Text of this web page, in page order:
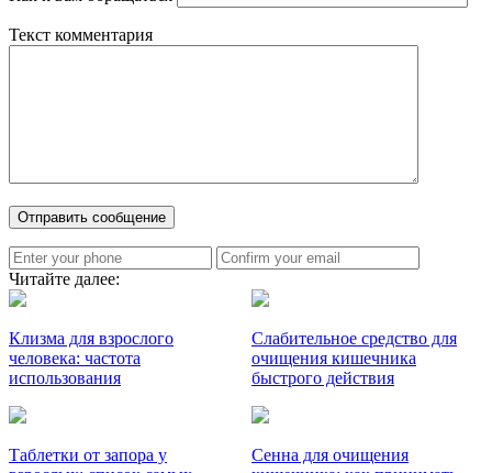
Текст комментария
Читайте далее:
Клизма для взрослого
человека: частота
использования
Слабительное средство для
очищения кишечника
быстрого действия
Таблетки от запора у
Сенна для очищения